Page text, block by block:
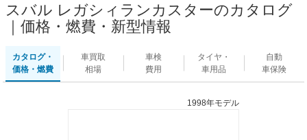
スバル レガシィランカスターのカタログ
｜価格・燃費・新型情報
カタログ・
価格・燃費
車買取
相場
車検
費用
タイヤ・
車用品
自動
車保険
1998年モデル